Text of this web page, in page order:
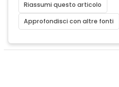
Riassumi questo articolo
Approfondisci con altre fonti